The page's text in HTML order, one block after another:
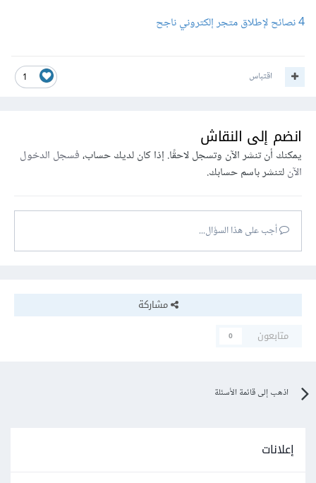
4 نصائح لإطلاق متجر إلكتروني ناجح
1 اقتباس
انضم إلى النقاش
يمكنك أن تنشر الآن وتسجل لاحقًا. إذا كان لديك حساب،فسجل الدخول
الآنلتنشر باسم حسابك.
أجب على هذا السؤال...
مشاركة
متابعون
0
اذهب إلى قائمة الأسئلة
إعلانات